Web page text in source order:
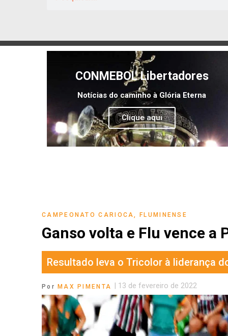
CONMEBOL Libertadores
Notícias do caminho à Glória Eterna
Clique aqui
CAMPEONATO CARIOCA, FLUMINENSE
Ganso volta e Flu vence a
Resultado leva o Tricolor à liderança
Por MAX PIMENTA | 13 de fevereiro de 2022